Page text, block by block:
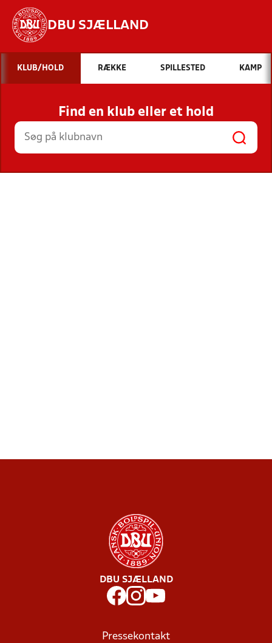
DBU SJÆLLAND
Hvad vil du søge efter?
INDHOLD OG NYHEDER
STILLINGER, RESULTATER, KLUBBER OG
HOLD
KLUB/HOLD RÆKKE SPILLESTED KAMP
Find en klub eller et hold
DBU SJÆLLAND
Pressekontakt